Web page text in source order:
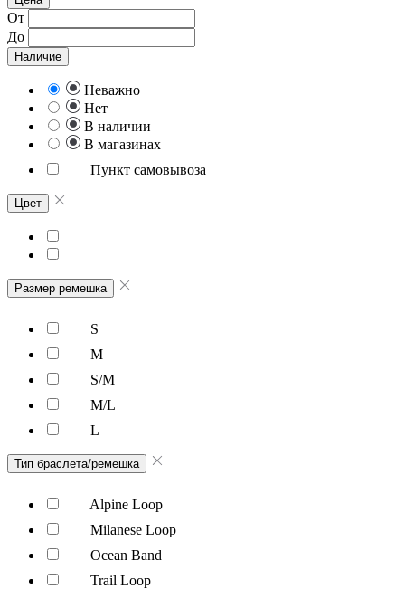
От
До
Наличие
Неважно
Нет
В наличии
В магазинах
Пункт самовывоза
Цвет
Размер ремешка
S
M
S/M
M/L
L
Тип браслета/ремешка
Alpine Loop
Milanese Loop
Ocean Band
Trail Loop